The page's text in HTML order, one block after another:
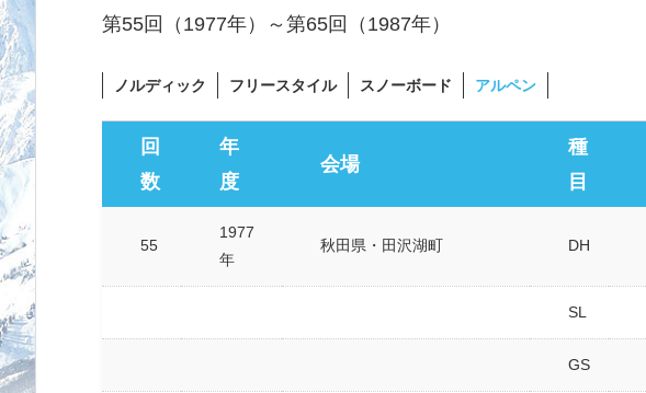
第55回（1977年）～第65回（1987年）
ノルディック フリースタイル スノーボード アルペン
回
数
年
度
会場
種
目
55
1977
年
秋田県・田沢湖町 DH
SL
GS